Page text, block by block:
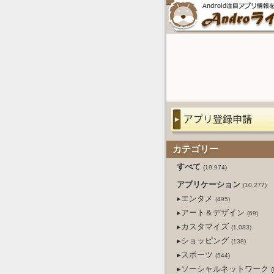
カテゴリー
すべて (19,974)
アプリケーション (10,277)
▸エンタメ (495)
▸アート＆デザイン (69)
▸カスタマイズ (1,083)
▸ショッピング (138)
▸スポーツ (544)
▸ソーシャルネットワーク